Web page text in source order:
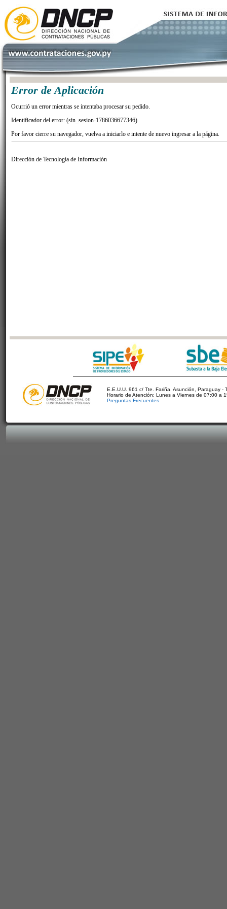
Error de Aplicación
Ocurrió un error mientras se intentaba procesar su pedido.
Identificador del error: (sin_sesion-1786036677346)
Por favor cierre su navegador, vuelva a iniciarlo e intente de nuevo ingresar a la página.
Dirección de Tecnología de Información
E.E.U.U. 961 c/ Tte. Fariña. Asunción, Paraguay -
Horario de Atención: Lunes a Viernes de 07:00 a
Preguntas Frecuentes